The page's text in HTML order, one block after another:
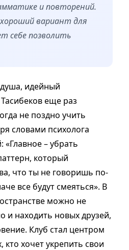
и повторений.
вариант для
себе позволить
идейный
еще раз
не поздно учить
словами психолога
– убрать
который
что ты не говоришь по-
все будут смеяться». В
можно не
и находить новых друзей,
Клуб стал центром
кто хочет укрепить свои